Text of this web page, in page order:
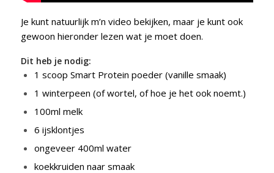
Je kunt natuurlijk m’n video bekijken, maar je kunt ook
gewoon hieronder lezen wat je moet doen.
Dit heb je nodig:
1 scoop Smart Protein poeder (vanille smaak)
1 winterpeen (of wortel, of hoe je het ook noemt.)
100ml melk
6 ijsklontjes
ongeveer 400ml water
koekkruiden naar smaak